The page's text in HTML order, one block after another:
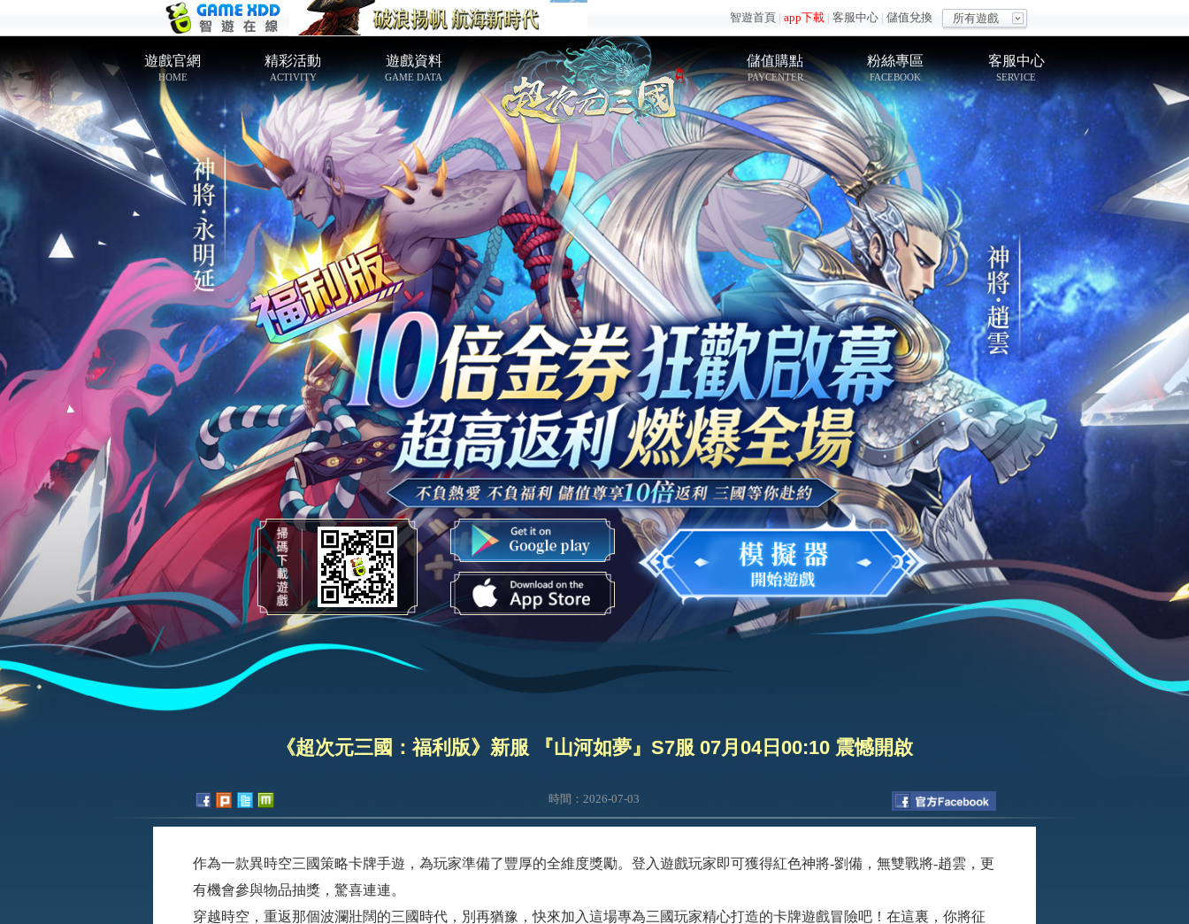
所有遊戲
智遊首頁 | app下載 | 客服中心 | 儲值兌換
遊戲官網
HOME
精彩活動
ACTIVITY
遊戲資料
GAME DATA
儲值購點
PAYCENTER
粉絲專區
FACEBOOK
客服中心
SERVICE
《超次元三國：福利版》新服 『山河如夢』S7服 07月04日00:10 震憾開啟
時間：2026-07-03
作為一款異時空三國策略卡牌手遊，為玩家準備了豐厚的全維度獎勵。登入遊戲玩家即可獲得紅色神將-劉備，無雙戰將-趙雲，更
有機會參與物品抽獎，驚喜連連。
穿越時空，重返那個波瀾壯闊的三國時代，別再猶豫，快來加入這場專為三國玩家精心打造的卡牌遊戲冒險吧！在這裏，你將征